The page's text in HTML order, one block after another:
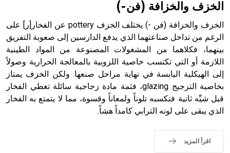
- هل تعلم أن أبجر Abgar اسم معروف جيداً يعود إلى عدد من
الملوك الذين حكموا مدينة إديسا (الرها) من أبجر الأول وحتى
التاسع، وهم ينتسبون إلى أسرة أوسروين
sign تكتب منفصلة غير متصلة، وتعتمد المبدأ الأكوروفوني،
الخزف والخزافة (فن-)
الخزف والخزافة (فن -) يختلف الخزف pottery عن الفخار[ر] على
الرغم من تداخل صناعتهما الذي يدفع الدارسين إلى صعوبة التفريق
بينهما، فكلاهما من المشغولات المصنوعة من المواد الطينية
اللازمة أو التي تكتسب خاصية اللزوبية بالمعالجة الحرارية وصولاً
إلى الهيكلية اليابسة في نهاية مراحل صنعها. ولكن الخزف يمتاز
بخاصية التزجيج glazing، فثمة مادة زجاجية سائلة تغطي الفخار
قبل شيِّه ثانية فتكسبه تلوناً ولمعاناً وقسوة، مما لا يتمتع به الفخار
الذي يبقى على لونه الترابي كامداً هشاً.
اقرأ المزيد